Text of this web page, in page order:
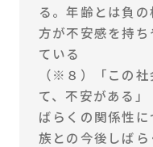
る。年齢とは負
方が不安感を持
ている
（※８）「この
て、不安がある
ばらくの関係性
族との今後しば